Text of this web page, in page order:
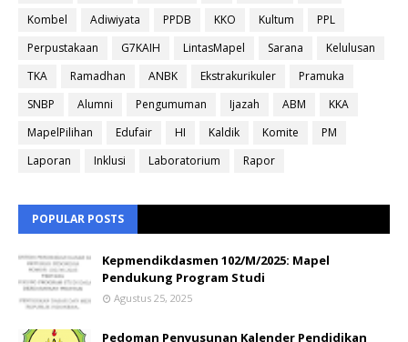
Kombel
Adiwiyata PPDB KKO Kultum
PPL
Perpustakaan
G7KAIH LintasMapel Sarana
Kelulusan
TKA
Ramadhan ANBK Ekstrakurikuler
Pramuka
SNBP
Alumni Pengumuman Ijazah ABM
KKA
MapelPilihan
Edufair HI Kaldik Komite
PM
Laporan
Inklusi Laboratorium Rapor
POPULAR POSTS
Kepmendikdasmen 102/M/2025: Mapel
Pendukung Program Studi
Agustus 25, 2025
Pedoman Penyusunan Kalender Pendidikan